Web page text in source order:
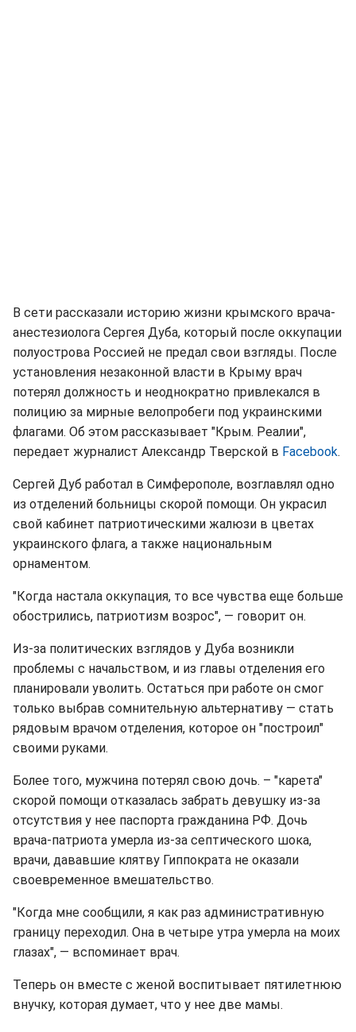
В сети рассказали историю жизни крымского врача-
анестезиолога Сергея Дуба, который после оккупации
полуострова Россией не предал свои взгляды. После
установления незаконной власти в Крыму врач
потерял должность и неоднократно привлекался в
полицию за мирные велопробеги под украинскими
флагами. Об этом рассказывает "Крым. Реалии",
передает журналист Александр Тверской в Facebook.
Сергей Дуб работал в Симферополе, возглавлял одно
из отделений больницы скорой помощи. Он украсил
свой кабинет патриотическими жалюзи в цветах
украинского флага, а также национальным
орнаментом.
"Когда настала оккупация, то все чувства еще больше
обострились, патриотизм возрос", — говорит он.
Из-за политических взглядов у Дуба возникли
проблемы с начальством, и из главы отделения его
планировали уволить. Остаться при работе он смог
только выбрав сомнительную альтернативу — стать
рядовым врачом отделения, которое он "построил"
своими руками.
Более того, мужчина потерял свою дочь. – "карета"
скорой помощи отказалась забрать девушку из-за
отсутствия у нее паспорта гражданина РФ. Дочь
врача-патриота умерла из-за септического шока,
врачи, дававшие клятву Гиппократа не оказали
своевременное вмешательство.
"Когда мне сообщили, я как раз административную
границу переходил. Она в четыре утра умерла на моих
глазах", — вспоминает врач.
Теперь он вместе с женой воспитывает пятилетнюю
внучку, которая думает, что у нее две мамы.